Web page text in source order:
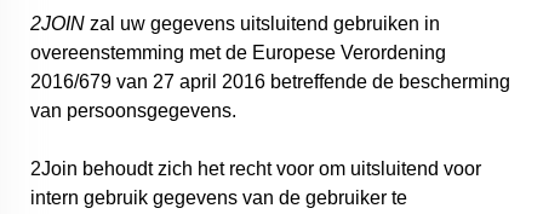
2JOIN zal uw gegevens uitsluitend gebruiken in
overeenstemming met de Europese Verordening
2016/679 van 27 april 2016 betreffende de bescherming
van persoonsgegevens.
2Join behoudt zich het recht voor om uitsluitend voor
intern gebruik gegevens van de gebruiker te